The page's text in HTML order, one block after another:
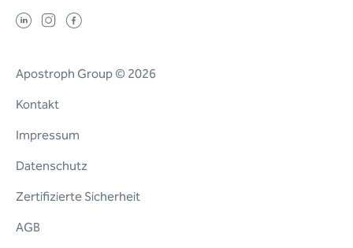
Apostroph Group © 2026
Kontakt
Impressum
Datenschutz
Zertifizierte Sicherheit
AGB